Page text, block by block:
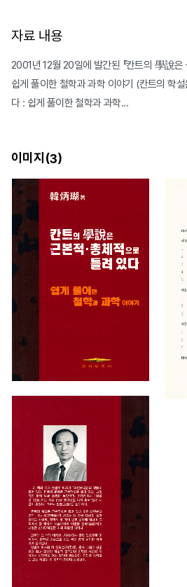
자료 내용
2001년 12월 20일에 발간된 『칸트의 學說은
쉽게 풀이한 철학과 과학 이야기 (칸트의 학
다 : 쉽게 풀이한 철학과 과학...
이미지(3)